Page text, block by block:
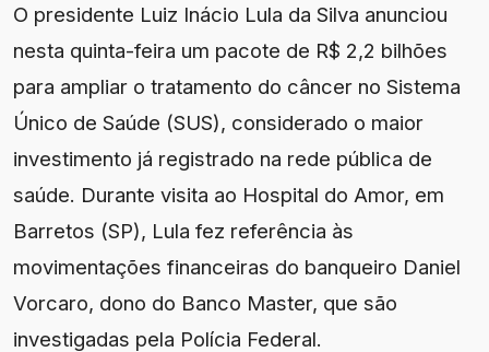
O presidente Luiz Inácio Lula da Silva anunciou
nesta quinta-feira um pacote de R$ 2,2 bilhões
para ampliar o tratamento do câncer no Sistema
Único de Saúde (SUS), considerado o maior
investimento já registrado na rede pública de
saúde. Durante visita ao Hospital do Amor, em
Barretos (SP), Lula fez referência às
movimentações financeiras do banqueiro Daniel
Vorcaro, dono do Banco Master, que são
investigadas pela Polícia Federal.